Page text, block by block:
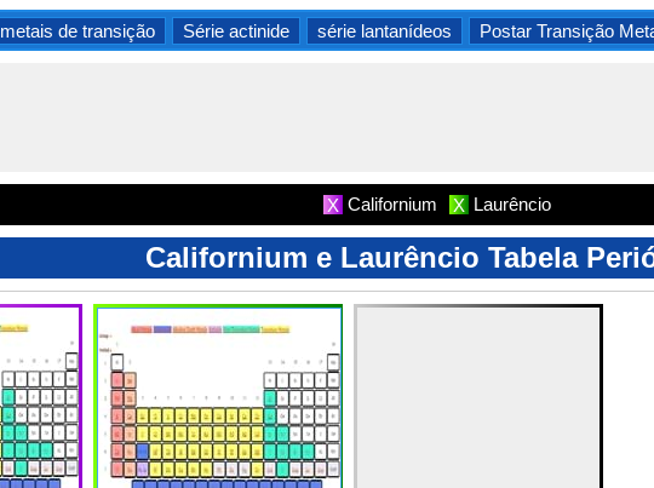
metais de transição Série actinide série lantanídeos Postar Transição
X Californium X Laurêncio
Californium e Laurêncio Tabela